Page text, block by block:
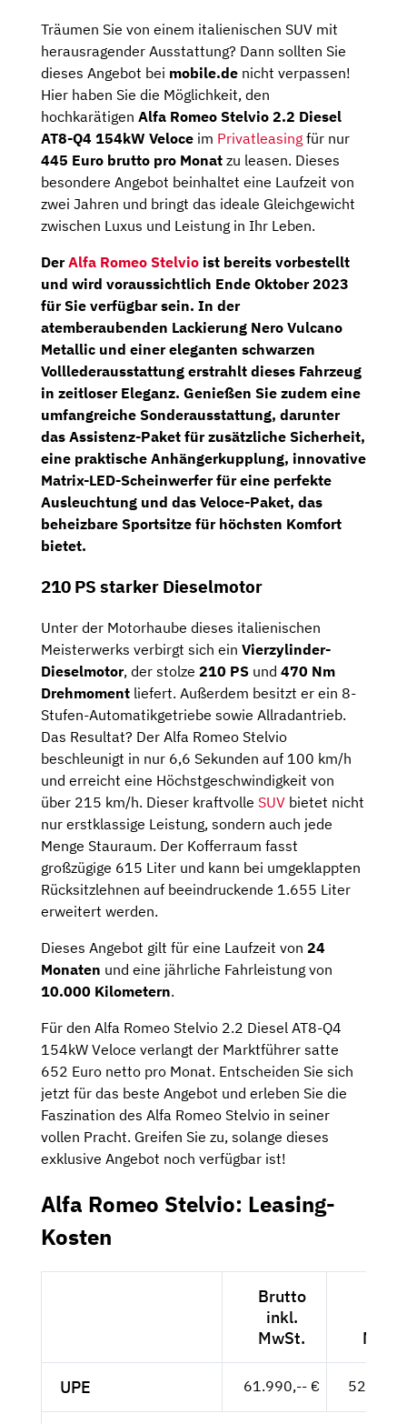
Träumen Sie von einem italienischen SUV mit
herausragender Ausstattung? Dann sollten Sie
dieses Angebot bei mobile.de nicht verpassen!
Hier haben Sie die Möglichkeit, den
hochkarätigen Alfa Romeo Stelvio 2.2 Diesel
AT8-Q4 154kW Veloce im Privatleasing für nur
445 Euro brutto pro Monat zu leasen. Dieses
besondere Angebot beinhaltet eine Laufzeit von
zwei Jahren und bringt das ideale Gleichgewicht
zwischen Luxus und Leistung in Ihr Leben.
DerAlfa Romeo Stelvio ist bereits vorbestellt
und wird voraussichtlich Ende Oktober 2023
für Sie verfügbar sein. In der
atemberaubenden Lackierung Nero Vulcano
Metallic und einer eleganten schwarzen
Volllederausstattung erstrahlt dieses Fahrzeug
in zeitloser Eleganz. Genießen Sie zudem eine
umfangreiche Sonderausstattung, darunter
das Assistenz-Paket für zusätzliche Sicherheit,
eine praktische Anhängerkupplung, innovative
Matrix-LED-Scheinwerferfür eine perfekte
Ausleuchtung und das Veloce-Paket, das
beheizbare Sportsitze für höchsten Komfort
bietet.
210 PS starker Dieselmotor
Unter der Motorhaube dieses italienischen
Meisterwerks verbirgt sich ein Vierzylinder-
Dieselmotor, der stolze 210 PS und 470 Nm
Drehmoment liefert. Außerdem besitzt er ein 8-
Stufen-Automatikgetriebe sowie Allradantrieb.
Das Resultat? Der Alfa Romeo Stelvio
beschleunigt in nur 6,6 Sekunden auf 100 km/h
und erreicht eine Höchstgeschwindigkeit von
über 215 km/h. Dieser kraftvolle SUV bietet nicht
nur erstklassige Leistung, sondern auch jede
Menge Stauraum. Der Kofferraum fasst
großzügige 615 Liter und kann bei umgeklappten
Rücksitzlehnen auf beeindruckende 1.655 Liter
erweitert werden.
Dieses Angebot gilt für eine Laufzeit von 24
Monaten und eine jährliche Fahrleistung von
10.000 Kilometern.
Für den Alfa Romeo Stelvio 2.2 Diesel AT8-Q4
154kW Veloce verlangt der Marktführer satte
652 Euro netto pro Monat. Entscheiden Sie sich
jetzt für das beste Angebot und erleben Sie die
Faszination des Alfa Romeo Stelvio in seiner
vollen Pracht. Greifen Sie zu, solange dieses
exklusive Angebot noch verfügbar ist!
Alfa Romeo Stelvio: Leasing-
Kosten
Brutto
inkl.
MwSt.
UPE 61.990,-- €